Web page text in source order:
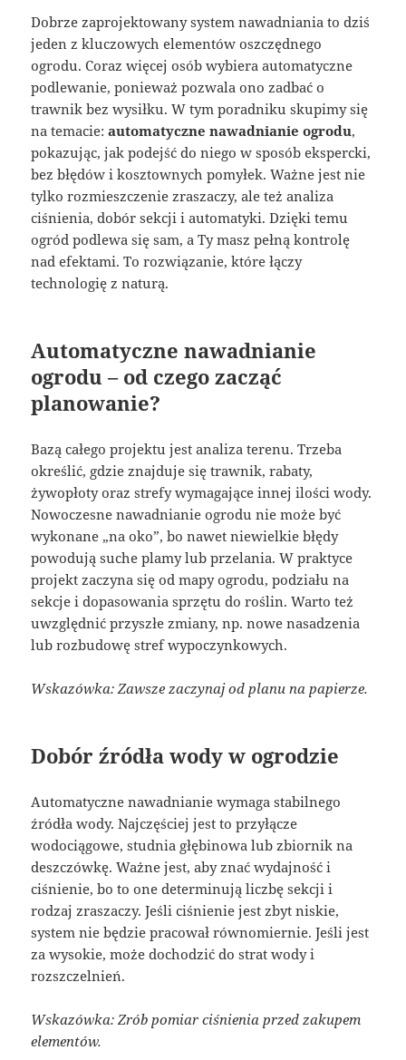
Dobrze zaprojektowany system nawadniania to dziś
jeden z kluczowych elementów oszczędnego
ogrodu. Coraz więcej osób wybiera automatyczne
podlewanie, ponieważ pozwala ono zadbać o
trawnik bez wysiłku. W tym poradniku skupimy się
na temacie:automatyczne nawadnianie ogrodu,
pokazując, jak podejść do niego w sposób ekspercki,
bez błędów i kosztownych pomyłek. Ważne jest nie
tylko rozmieszczenie zraszaczy, ale też analiza
ciśnienia, dobór sekcji i automatyki. Dzięki temu
ogród podlewa się sam, a Ty masz pełną kontrolę
nad efektami. To rozwiązanie, które łączy
technologię z naturą.
Automatyczne nawadnianie
ogrodu – od czego zacząć
planowanie?
Bazą całego projektu jest analiza terenu. Trzeba
określić, gdzie znajduje się trawnik, rabaty,
żywopłoty oraz strefy wymagające innej ilości wody.
Nowoczesne nawadnianie ogrodu nie może być
wykonane „na oko”, bo nawet niewielkie błędy
powodują suche plamy lub przelania. W praktyce
projekt zaczyna się od mapy ogrodu, podziału na
sekcje i dopasowania sprzętu do roślin. Warto też
uwzględnić przyszłe zmiany, np. nowe nasadzenia
lub rozbudowę stref wypoczynkowych.
Wskazówka: Zawsze zaczynaj od planu na papierze.
Dobór źródła wody w ogrodzie
Automatyczne nawadnianie wymaga stabilnego
źródła wody. Najczęściej jest to przyłącze
wodociągowe, studnia głębinowa lub zbiornik na
deszczówkę. Ważne jest, aby znać wydajność i
ciśnienie, bo to one determinują liczbę sekcji i
rodzaj zraszaczy. Jeśli ciśnienie jest zbyt niskie,
system nie będzie pracował równomiernie. Jeśli jest
za wysokie, może dochodzić do strat wody i
rozszczelnień.
Wskazówka: Zrób pomiar ciśnienia przed zakupem
elementów.